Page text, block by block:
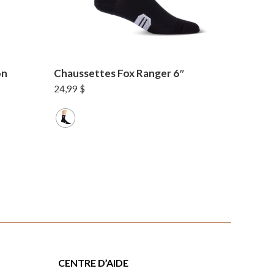
Chaussettes Fox Ranger 6″
24,99 $
CENTRE D’AIDE